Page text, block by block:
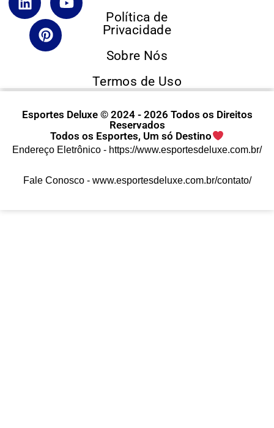
Política de
Privacidade
Sobre Nós
Termos de Uso
Esportes Deluxe © 2024 - 2026 Todos os Direitos
Reservados
Todos os Esportes, Um só Destino
Endereço Eletrônico - https://www.esportesdeluxe.com.br/
Fale Conosco - www.esportesdeluxe.com.br/contato/